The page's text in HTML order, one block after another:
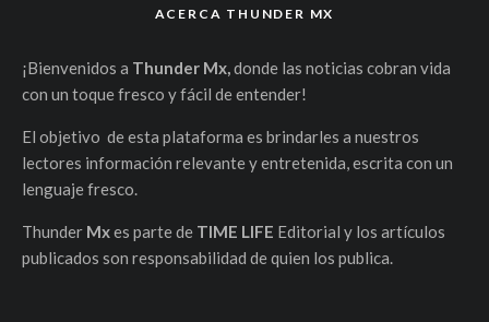
ACERCA THUNDER MX
¡Bienvenidos a Thunder Mx,donde las noticias cobran vida
con un toque fresco y fácil de entender!
El objetivo de esta plataforma es brindarles a nuestros
lectores información relevante y entretenida, escrita con un
lenguaje fresco.
Thunder Mxes parte de TIME LIFE Editorial y los artículos
publicados son responsabilidad de quien los publica.